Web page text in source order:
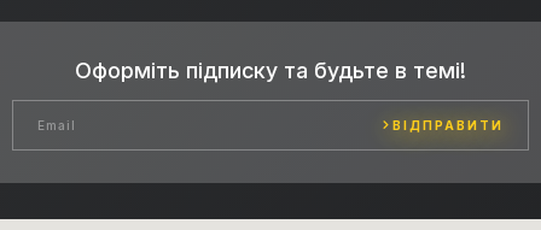
Оформіть підписку та будьте в темі!
ВІДПРАВИТИ